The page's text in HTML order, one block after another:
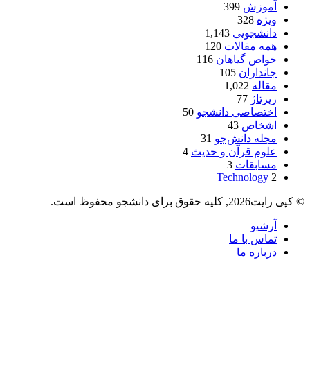
آموزش 399
ویژه 328
دانشجویی 1,143
همه مقالات 120
خواص گیاهان 116
جانداران 105
مقاله 1,022
رپرتاژ 77
اختصاصی دانشجو 50
اشخاص 43
مجله دانش‌جو 31
علوم قرآن و حدیث 4
مسابقات 3
Technology 2
© کپی رایت2026, کلیه حقوق برای دانشجو محفوظ است.
آرشیو
تماس با ما
درباره ما